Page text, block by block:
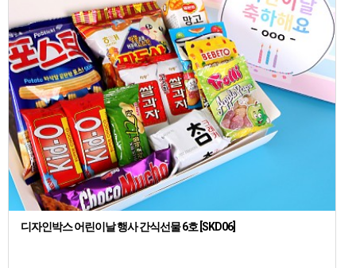
디자인박스 어린이날 행사 간식선물 6호 [SKD06]